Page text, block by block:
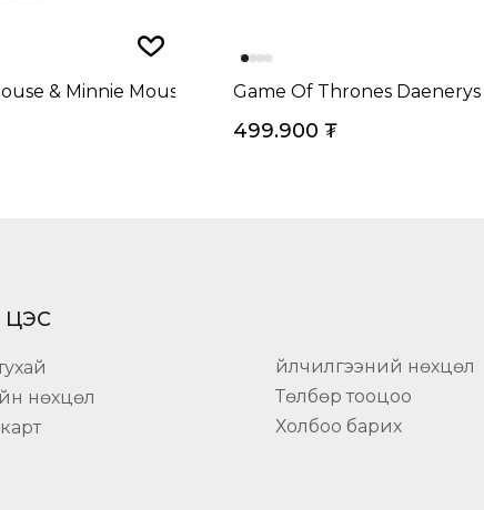
& Minnie Mouse Two-Tone Spinning Moon
Game Of Thrones
499.900 ₮
ЦЭС
нөхцөл
Үйлчилгээний нөхцөл
Төлбөр тооцоо
Холбоо барих